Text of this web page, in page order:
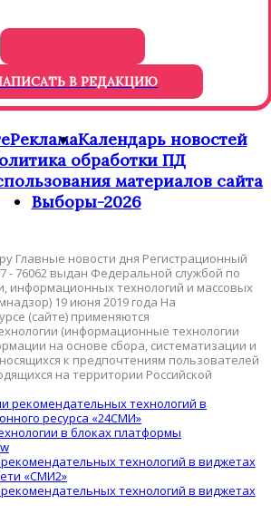
В РЕДАКЦИЮ
РекламаКалендарь новостей
обработки ПД
материалов сайта
Выборы-2026
Главные новости дня Регистрационный
76062 выдан Федеральной службой по
информационных технологий и массовых
19 июня 2019 года На
(сайте) применяются
(информационные технологии
на основе сбора, систематизации и
к предпочтениям пользователей
на территории Российской
рекомендательных технологий в
ресурса «24СМИ»
в блоках платформы
технологий в виджетах
«СМИ2»
технологий в виджетах